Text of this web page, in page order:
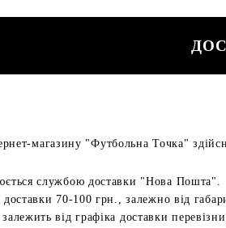
магазину "Футбольна Точка"
службою доставки "Нова Пошта".
доставки 70-100 грн., залежно від
від графіка доставки